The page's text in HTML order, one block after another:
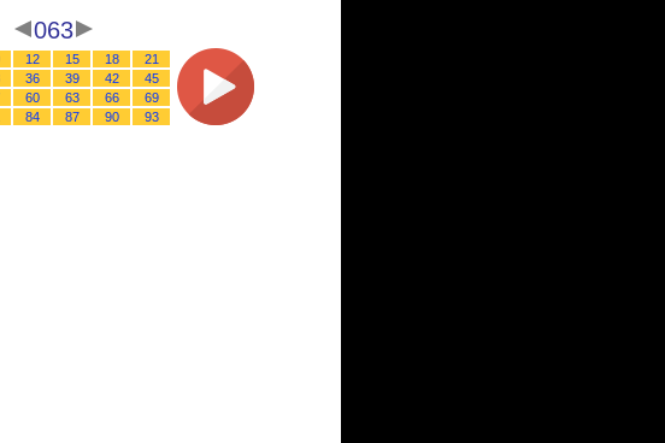
063
12 15 18
21
36 39 42
45
60 63 66
69
84 87 90 93